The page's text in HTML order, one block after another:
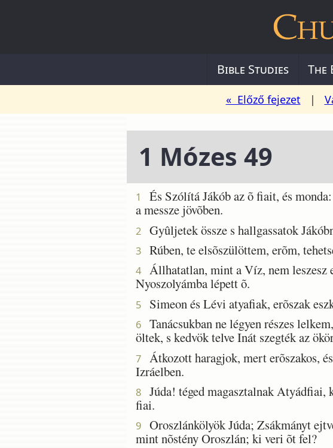
Bible Studies The
« Előző fejezet |
1 Mózes 49
1
És Szólítá Jákób az õ fiait, és
a messze jövõben.
2 Gyûljetek össze s hallgassatok
3 Rúben, te elsõszülöttem, erõm,
4
Állhatatlan, mint a Víz, nem leszesz
Nyoszolyámba lépett õ.
5 Simeon és Lévi atyafiak, erõszak
6
Tanácsukban ne légyen részes
öltek, s kedvök telve Inát szegték az
7
Átkozott haragjok, mert erõszakos,
Izráelben.
8
Júda! téged magasztalnak Atyádfiai,
fiai.
9
Oroszlánkölyök Júda; Zsákmányt
mint nõstény Oroszlán; ki veri õt fel?